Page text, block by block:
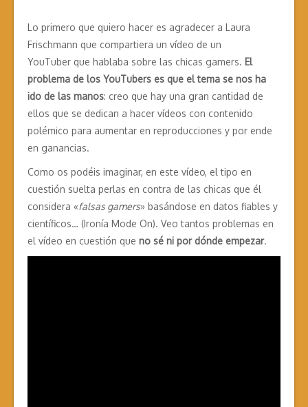
Lo primero que quiero hacer es agradecer a Laura
Frischmann que compartiera un vídeo de un
YouTuber que hablaba sobre las chicas gamers. El
problema de los YouTubers es que el tema se nos ha
ido de las manos: creo que hay una gran cantidad de
ellos que se dedican a hacer vídeos con contenido
polémico para aumentar en reproducciones y por ende
en ganancias.
Como os podéis imaginar, en este vídeo, el tipo en
cuestión suelta perlas en contra de las chicas que él
considera «falsas gamers» basándose en datos fiables y
científicos… (Ironía Mode On). Veo tantos problemas en
el vídeo en cuestión que no sé ni por dónde empezar.